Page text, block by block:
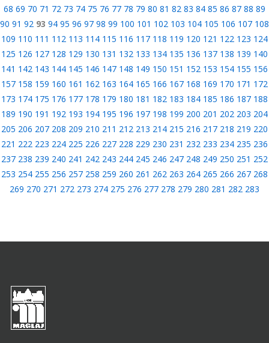
68 69 70 71 72 73 74 75 76 77 78 79 80 81 82 83 84 85 86 87 88 89
90 91 92 93 94 95 96 97 98 99 100 101 102 103 104 105 106 107 108
109 110 111 112 113 114 115 116 117 118 119 120 121 122 123 124
125 126 127 128 129 130 131 132 133 134 135 136 137 138 139 140
141 142 143 144 145 146 147 148 149 150 151 152 153 154 155 156
157 158 159 160 161 162 163 164 165 166 167 168 169 170 171 172
173 174 175 176 177 178 179 180 181 182 183 184 185 186 187 188
189 190 191 192 193 194 195 196 197 198 199 200 201 202 203 204
205 206 207 208 209 210 211 212 213 214 215 216 217 218 219 220
221 222 223 224 225 226 227 228 229 230 231 232 233 234 235 236
237 238 239 240 241 242 243 244 245 246 247 248 249 250 251 252
253 254 255 256 257 258 259 260 261 262 263 264 265 266 267 268
269 270 271 272 273 274 275 276 277 278 279 280 281 282 283